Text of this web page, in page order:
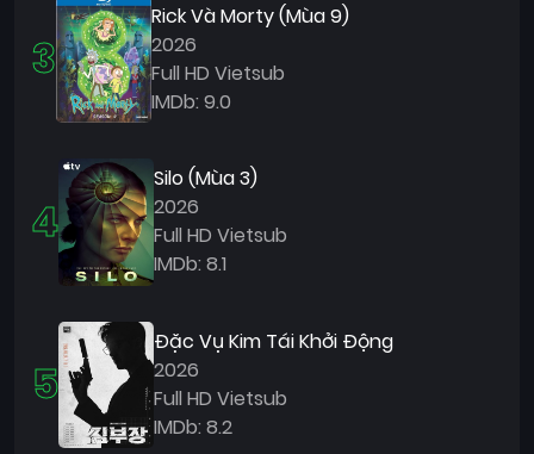
3
Rick Và Morty (Mùa 9)
2026
Full HD Vietsub
IMDb: 9.0
4
Silo (Mùa 3)
2026
Full HD Vietsub
IMDb: 8.1
5
Đặc Vụ Kim Tái Khởi Động
2026
Full HD Vietsub
IMDb: 8.2